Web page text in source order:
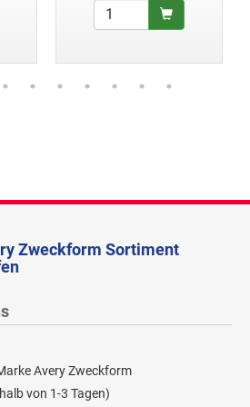
Zweckform Sortiment
Avery Zweckform
von 1-3 Tagen)